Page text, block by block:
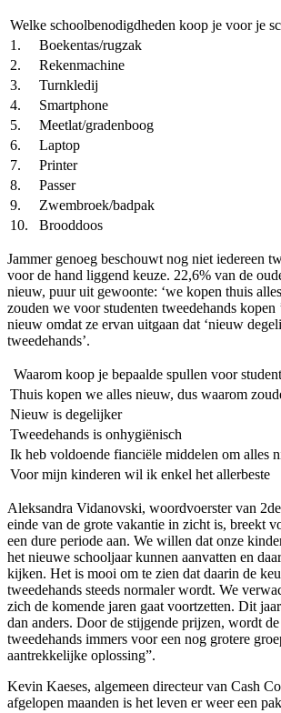
Welke schoolbenodigdheden koop je voor je
1.
Boekentas/rugzak
2.
Rekenmachine
3.
Turnkledij
4.
Smartphone
5.
Meetlat/gradenboog
6.
Laptop
7.
Printer
8.
Passer
9.
Zwembroek/badpak
10.
Brooddoos
Jammer genoeg beschouwt nog niet iedereen
voor de hand liggend keuze. 22,6% van de
nieuw, puur uit gewoonte: ‘we kopen thuis
zouden we voor studenten tweedehands kopen
nieuw omdat ze ervan uitgaan dat ‘nieuw
tweedehands’.
Waarom koop je bepaalde spullen voor
Thuis kopen we alles nieuw, dus waarom
Nieuw is degelijker
Tweedehands is onhygiënisch
Ik heb voldoende fianciële middelen om alles
Voor mijn kinderen wil ik enkel het allerbeste
Aleksandra Vidanovski, woordvoerster van
einde van de grote vakantie in zicht is, breekt
een dure periode aan. We willen dat onze
het nieuwe schooljaar kunnen aanvatten en
kijken. Het is mooi om te zien dat daarin de
tweedehands steeds normaler wordt. We
zich de komende jaren gaat voortzetten. Dit
dan anders. Door de stijgende prijzen, wordt
tweedehands immers voor een nog grotere
aantrekkelijke oplossing”.
Kevin Kaeses, algemeen directeur van Cash
afgelopen maanden is het leven er weer een